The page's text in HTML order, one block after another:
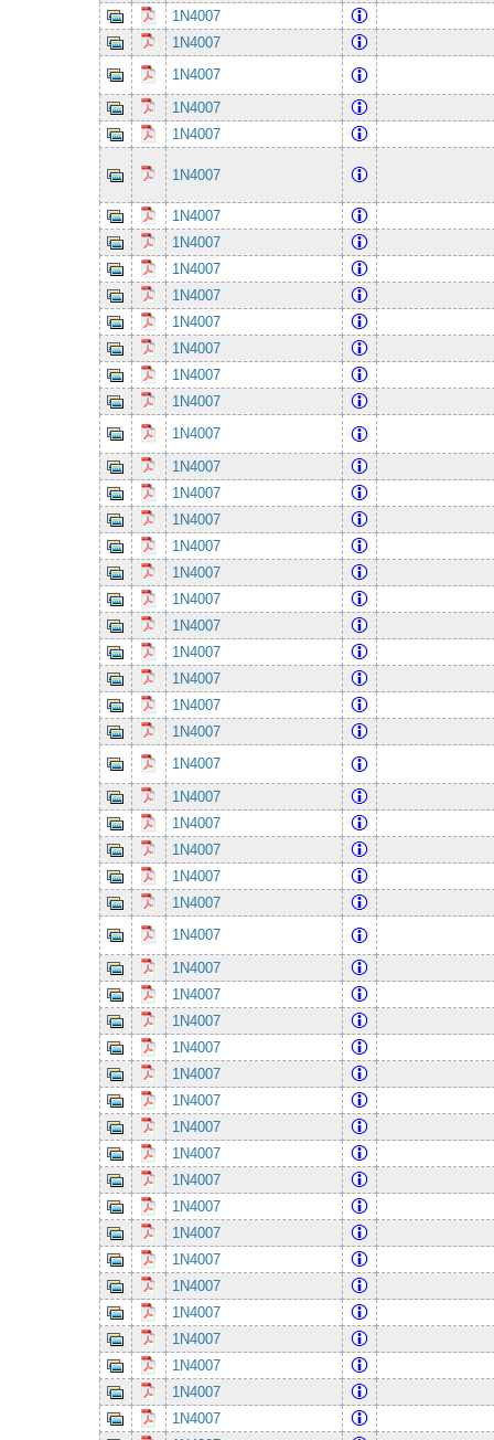
1N4007
1N4007
1N4007
1N4007
1N4007
1N4007
1N4007
1N4007
1N4007
1N4007
1N4007
1N4007
1N4007
1N4007
1N4007
1N4007
1N4007
1N4007
1N4007
1N4007
1N4007
1N4007
1N4007
1N4007
1N4007
1N4007
1N4007
1N4007
1N4007
1N4007
1N4007
1N4007
1N4007
1N4007
1N4007
1N4007
1N4007
1N4007
1N4007
1N4007
1N4007
1N4007
1N4007
1N4007
1N4007
1N4007
1N4007
1N4007
1N4007
1N4007
1N4007